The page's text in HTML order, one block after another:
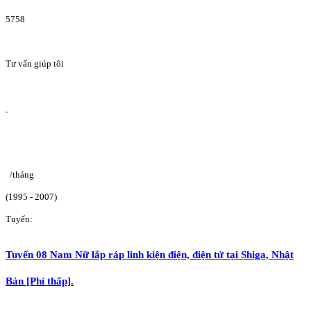
5758
Tư vấn giúp tôi
/tháng
(1995 - 2007)
Tuyển:
Tuyển 08 Nam Nữ lắp ráp linh kiện điện, điện tử tại Shiga, Nhật
Bản [Phí thấp].